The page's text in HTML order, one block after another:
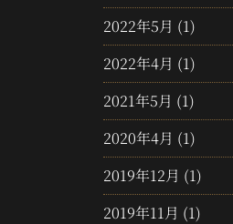
2022年5月 (1)
2022年4月 (1)
2021年5月 (1)
2020年4月 (1)
2019年12月 (1)
2019年11月 (1)